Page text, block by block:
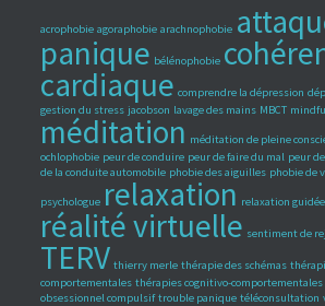
acrophobie agoraphobie arachnophobie
panique bélénophobie
cardiaque comprendre la dépression
gestion du stress jacobson lavage des mains MBCT
méditation méditation de pleine
ochlophobie peur de conduire peur de faire du mal peur
de la conduite automobile phobie des aiguilles phobie de
psychologue relaxation relaxation guidée
réalité virtuelle sentiment de
TERV thierry merle thérapie des schémas
comportementales thérapies cognitivo-comportementales
obsessionnel compulsif trouble panique téléconsultation